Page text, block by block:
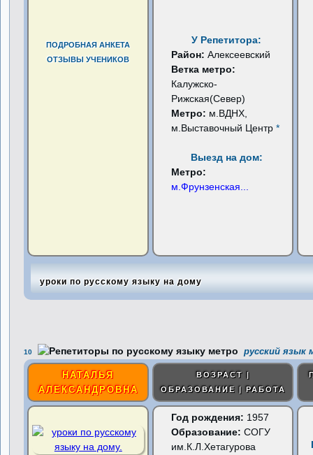
ПОДРОБНАЯ АНКЕТА
ОТЗЫВЫ УЧЕНИКОВ
У Репетитора:
Район:Алексеевский
Ветка метро:
Калужско-
Рижская(Север)
Метро: м.ВДНХ,
м.Выставочный Центр*
Выезд на дом:
Метро:
м.Фрунзенская
уроки по русскому языку на дому
10 русский язык
НАТАЛЬЯ
АЛЕКСАНДРОВНА
ВОЗРАСТ |
ОБРАЗОВАНИЕ | РАБОТА
Год рождения: 1957
Образование: СОГУ
им.К.Л.Хетагурова